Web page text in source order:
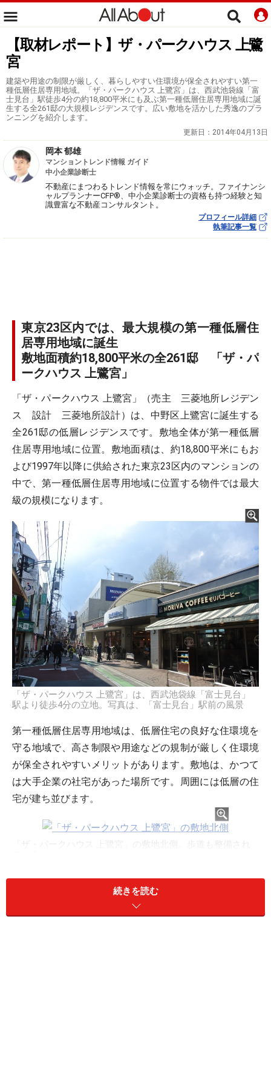
【取材レポート】ザ・パークハウス 上鷺
宮
建築や用途の制限が厳しく、暮らしやすい住環境が保全されやすい第一
種低層住居専用地域。「ザ・パークハウス 上鷺宮」は、西武池袋線「富
士見台」駅徒歩4分の約18,800平米にも及ぶ第一種低層住居専用地域に誕
生する全261邸の大規模レジデンスです。広い敷地を活かした秀逸のプラ
ンニングを紹介します。
更新日： 2014年04月13日
岡本 郁雄
マンショントレンド情報 ガイド
中小企業診断士
不動産にまつわるトレンド情報を常にウォッチ。ファイナンシ
ャルプランナーCFP®、中小企業診断士の資格も持つ経験と知
識豊富な不動産コンサルタント。
プロフィール詳細
執筆記事一覧
東京23区内では、最大規模の第一種低層住
居専用地域に誕生
敷地面積約18,800平米の全261邸 「ザ・パ
ークハウス 上鷺宮」
「ザ・パークハウス 上鷺宮」（売主 三菱地所レジデン
ス 設計 三菱地所設計）は、中野区上鷺宮に誕生する
全261邸の低層レジデンスです。敷地全体が第一種低層
住居専用地域に位置。敷地面積は、約18,800平米にもお
よび1997年以降に供給された東京23区内のマンションの
中で、第一種低層住居専用地域に位置する物件では最大
級の規模になります。
「ザ・パークハウス 上鷺宮」は、西武池袋線「富士見台」
駅より徒歩4分の立地。写真は、「富士見台」駅前の風景
第一種低層住居専用地域は、低層住宅の良好な住環境を
守る地域で、高さ制限や用途などの規制が厳しく住環境
が保全されやすいメリットがあります。敷地は、かつて
は大手企業の社宅があった場所です。周囲には低層の住
宅が建ち並びます。
「ザ・パークハウス 上鷺宮」の敷地北側。歩道も整備され
現地を訪ねると、3方向の道路にワイドに面し南側に戸
建て住宅が建ち並ぶ敷地が見えてきます。西側にアカシ
ア通り、東側にさくら通りが面し、東側のさくら通りは
続きを読む